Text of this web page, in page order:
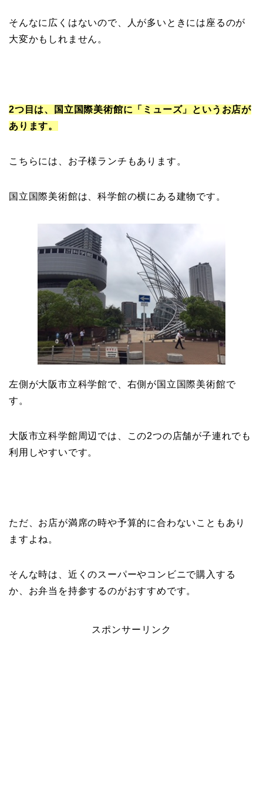
そんなに広くはないので、人が多いときには座るのが
大変かもしれません。
2つ目は、国立国際美術館に「ミューズ」というお店が
あります。
こちらには、お子様ランチもあります。
国立国際美術館は、科学館の横にある建物です。
左側が大阪市立科学館で、右側が国立国際美術館で
す。
大阪市立科学館周辺では、この2つの店舗が子連れでも
利用しやすいです。
ただ、お店が満席の時や予算的に合わないこともあり
ますよね。
そんな時は、近くのスーパーやコンビニで購入する
か、お弁当を持参するのがおすすめです。
スポンサーリンク